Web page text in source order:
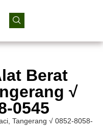
Berat
√
0545
Tangerang √ 0852-8058-